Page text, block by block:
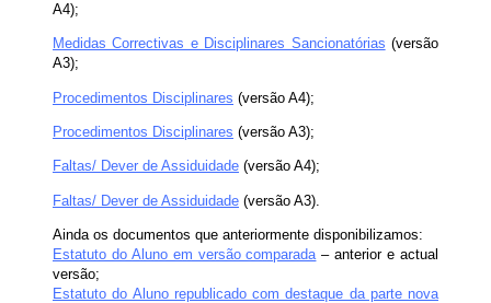
A4);
Medidas Correctivas e Disciplinares Sancionatórias (versão
A3);
Procedimentos Disciplinares (versão A4);
Procedimentos Disciplinares (versão A3);
Faltas/ Dever de Assiduidade (versão A4);
Faltas/ Dever de Assiduidade (versão A3).
Ainda os documentos que anteriormente disponibilizamos:
Estatuto do Aluno em versão comparada – anterior e actual
versão;
Estatuto do Aluno republicado com destaque da parte nova